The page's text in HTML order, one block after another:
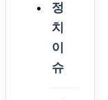
정
치
이
슈